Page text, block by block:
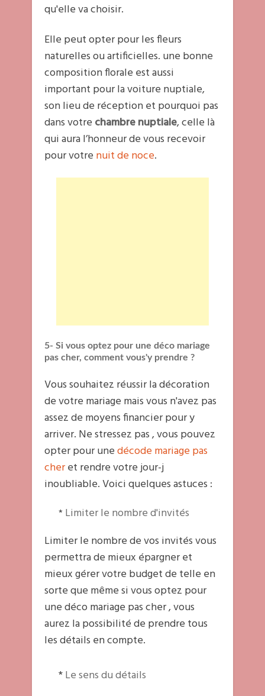
qu'elle va choisir.
Elle peut opter pour les fleurs
naturelles ou artificielles. une bonne
composition florale est aussi
important pour la voiture nuptiale,
son lieu de réception et pourquoi pas
dans votre chambre nuptiale, celle là
qui aura l’honneur de vous recevoir
pour votre nuit de noce.
5- Si vous optez pour une déco mariage
pas cher, comment vous'y prendre ?
Vous souhaitez réussir la décoration
de votre mariage mais vous n'avez pas
assez de moyens financier pour y
arriver. Ne stressez pas , vous pouvez
opter pour unedécode mariage pas
cheret rendre votre jour-j
inoubliable. Voici quelques astuces :
*Limiter le nombre d'invités
Limiter le nombre de vos invités vous
permettra de mieux épargner et
mieux gérer votre budget de telle en
sorte que même si vous optez pour
une déco mariage pas cher , vous
aurez la possibilité de prendre tous
les détails en compte.
*Le sens du détails